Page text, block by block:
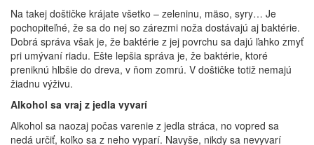
Na takej doštičke krájate všetko – zeleninu, mäso, syry… Je
pochopiteľné, že sa do nej so zárezmi noža dostávajú aj baktérie.
Dobrá správa však je, že baktérie z jej povrchu sa dajú ľahko zmyť
pri umývaní riadu. Ešte lepšia správa je, že baktérie, ktoré
preniknú hlbšie do dreva, v ňom zomrú. V doštičke totiž nemajú
žiadnu výživu.
Alkohol sa vraj z jedla vyvarí
Alkohol sa naozaj počas varenie z jedla stráca, no vopred sa
nedá určiť, koľko sa z neho vyparí. Navyše, nikdy sa nevyvarí